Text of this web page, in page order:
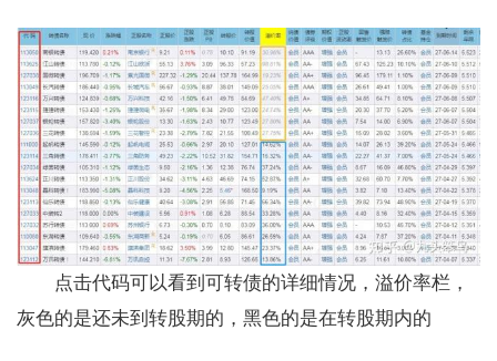
点击代码可以看到可转债的详细情况，溢价率栏，
灰色的是还未到转股期的，黑色的是在转股期内的